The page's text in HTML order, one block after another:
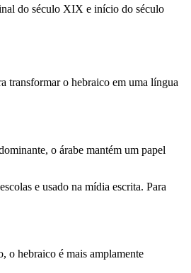
do século XIX e início do século
transformar o hebraico em uma língua
o árabe mantém um papel
e usado na mídia escrita. Para
o hebraico é mais amplamente